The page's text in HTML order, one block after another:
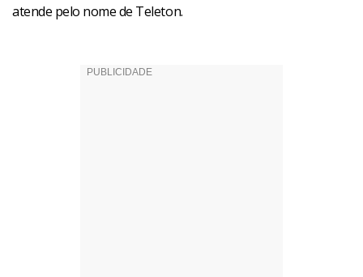
atende pelo nome de Teleton.